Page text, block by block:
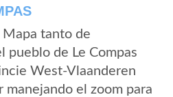
tanto de
pueblo de Le Compas
West-Vlaanderen
manejando el zoom para